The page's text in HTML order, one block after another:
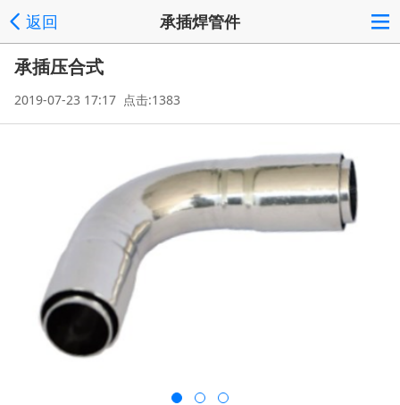
返回 承插焊管件
承插压合式
2019-07-23 17:17 点击:1383